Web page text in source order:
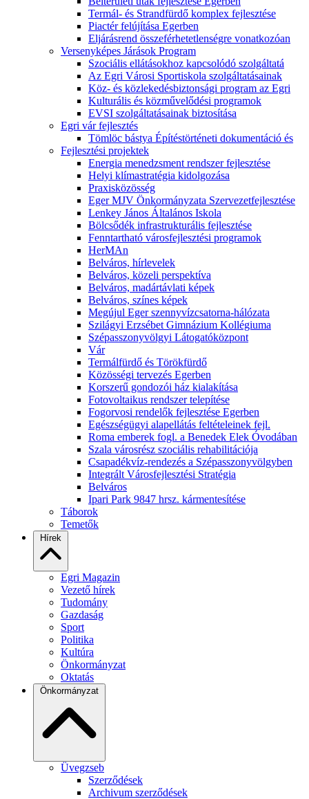
Termál- és Strandfürdő komplex fejlesztése
Piactér felújítása Egerben
Eljárásrend összeférhetetlenségre vonatkozóan
Versenyképes Járások Program
Szociális ellátásokhoz kapcsolódó szolgáltatá
Az Egri Városi Sportiskola szolgáltatásainak
Köz- és közlekedésbiztonsági program az Egri
Kulturális és közművelődési programok
EVSI szolgáltatásainak biztosítása
Egri vár fejlesztés
Tömlöc bástya Építéstörténeti dokumentáció és
Fejlesztési projektek
Energia menedzsment rendszer fejlesztése
Helyi klímastratégia kidolgozása
Praxisközösség
Eger MJV Önkormányzata Szervezetfejlesztése
Lenkey János Általános Iskola
Bölcsődék infrastrukturális fejlesztése
Fenntartható városfejlesztési programok
HerMAn
Belváros, hírlevelek
Belváros, közeli perspektíva
Belváros, madártávlati képek
Belváros, színes képek
Megújul Eger szennyvízcsatorna-hálózata
Szilágyi Erzsébet Gimnázium Kollégiuma
Szépasszonyvölgyi Látogatóközpont
Vár
Termálfürdő és Törökfürdő
Közösségi tervezés Egerben
Korszerű gondozói ház kialakítása
Fotovoltaikus rendszer telepítése
Fogorvosi rendelők fejlesztése Egerben
Egészségügyi alapellátás feltételeinek fejl.
Roma emberek fogl. a Benedek Elek Óvodában
Szala városrész szociális rehabilitációja
Csapadékvíz-rendezés a Szépasszonyvölgyben
Integrált Városfejlesztési Stratégia
Belváros
Ipari Park 9847 hrsz. kármentesítése
Táborok
Temetők
Hírek
Egri Magazin
Vezető hírek
Tudomány
Gazdaság
Sport
Politika
Kultúra
Önkormányzat
Oktatás
Önkormányzat
Üvegzseb
Szerződések
Archivum szerződések